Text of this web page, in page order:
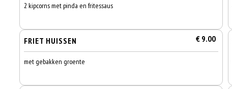
2 kipcorns met pinda en fritessaus
FRIET HUISSEN € 9.00
met gebakken groente